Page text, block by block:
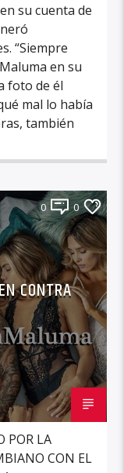
su cuenta de
“Siempre
en su
foto de él
mal lo había
también
0 0
CONTRA
POR LA
CON EL